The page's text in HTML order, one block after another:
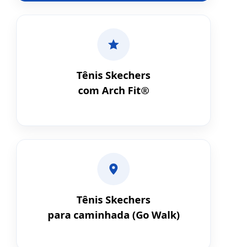
Tênis Skechers
com Arch Fit®
Tênis Skechers
para caminhada (Go Walk)